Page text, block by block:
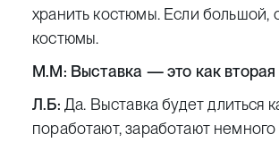
хранить костюмы. Если большой,
костюмы.
М.М: Выставка — это как
Л.Б: Да. Выставка будет длиться
поработают, заработают